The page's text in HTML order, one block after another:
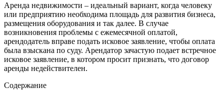
Аренда недвижимости – идеальный вариант, когда человеку
или предприятию необходима площадь для развития бизнеса,
размещения оборудования и так далее. В случае
возникновения проблемы с ежемесячной оплатой,
арендодатель вправе подать исковое заявление, чтобы оплата
была взыскана по суду. Арендатор зачастую подает встречное
исковое заявление, в котором просит признать, что договор
аренды недействителен.
Содержание